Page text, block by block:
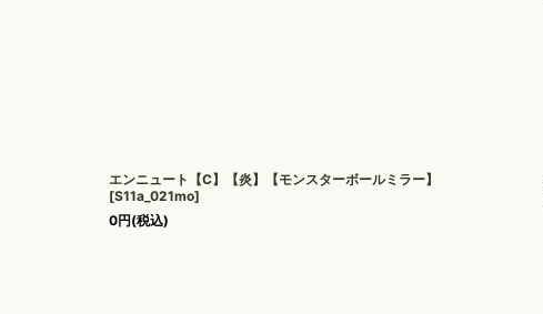
エンニュート【C】【炎】【モンスターボールミラー】
[S11a_021mo]
0円(税込)